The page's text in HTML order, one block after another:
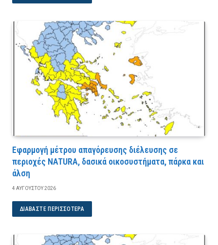
Εφαρμογή μέτρου απαγόρευσης διέλευσης σε
περιοχές NATURA, δασικά οικοσυστήματα, πάρκα και
άλση
4 ΑΥΓΟΎΣΤΟΥ 2026
ΔΙΑΒΆΣΤΕ ΠΕΡΙΣΣΌΤΕΡΑ